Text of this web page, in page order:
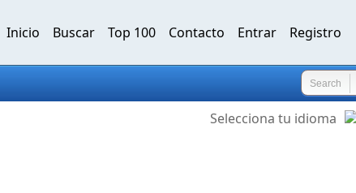
Inicio Buscar Top 100 Contacto Entrar Registro
Search
Selecciona tu idioma